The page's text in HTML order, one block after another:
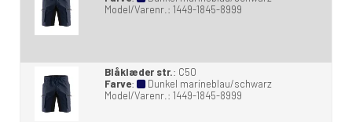
Model/Varenr.: 1449-1845-8999
Blåklæder str.: C50
Farve:
Dunkel marineblau/schwarz
Model/Varenr.: 1449-1845-8999